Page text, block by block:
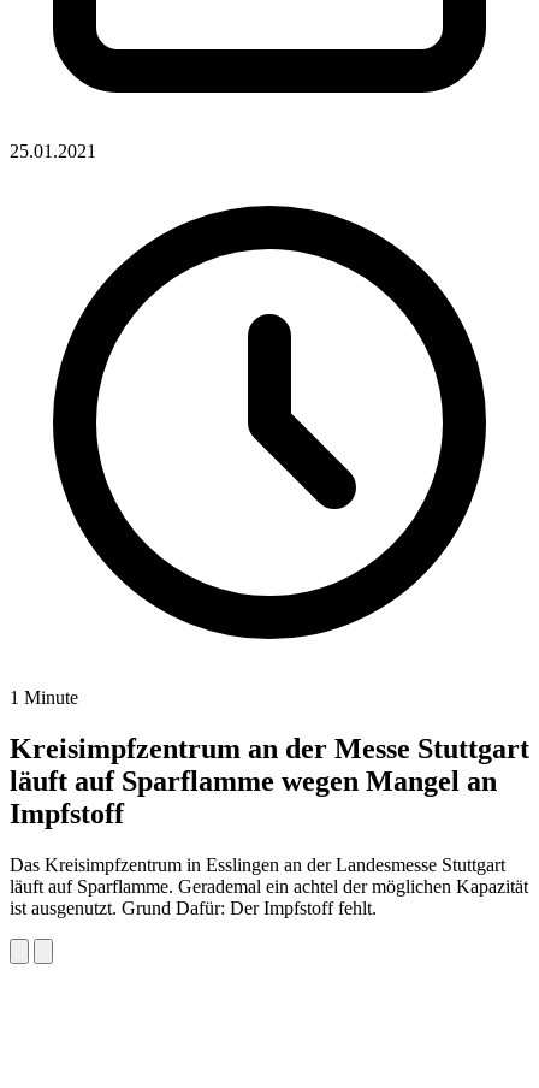
25.01.2021
1 Minute
Kreisimpfzentrum an der Messe Stuttgart
läuft auf Sparflamme wegen Mangel an
Impfstoff
Das Kreisimpfzentrum in Esslingen an der Landesmesse Stuttgart
läuft auf Sparflamme. Gerademal ein achtel der möglichen Kapazität
ist ausgenutzt. Grund Dafür: Der Impfstoff fehlt.